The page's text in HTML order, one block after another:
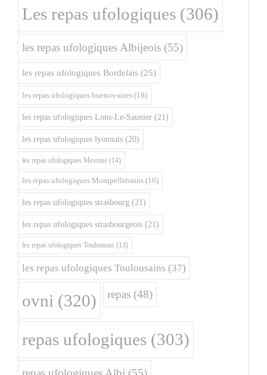
Les repas ufologiques (306)
les repas ufologiques Albijeois (55)
les repas ufologiques Bordelais (25)
les repas ufologiques buenos-aires (18)
les repas ufologiques Lons-Le-Saunier (21)
les repas ufologiques lyonnais (20)
les repas ufologiques Messins (14)
les repas ufologiques Montpelliérains (16)
les repas ufologiques strasbourg (21)
les repas ufologiques strasbourgeois (21)
les repas ufologiques Toulonnais (13)
les repas ufologiques Toulousains (37)
ovni (320) repas (48)
repas ufologiques (303)